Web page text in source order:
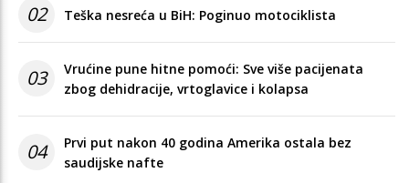
02 Teška nesreća u BiH: Poginuo motociklista
03
Vrućine pune hitne pomoći: Sve više pacijenata
zbog dehidracije, vrtoglavice i kolapsa
04
Prvi put nakon 40 godina Amerika ostala bez
saudijske nafte